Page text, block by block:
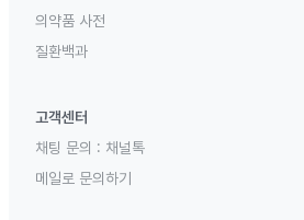
의약품 사전
질환백과
고객센터
채팅 문의 : 채널톡
메일로 문의하기